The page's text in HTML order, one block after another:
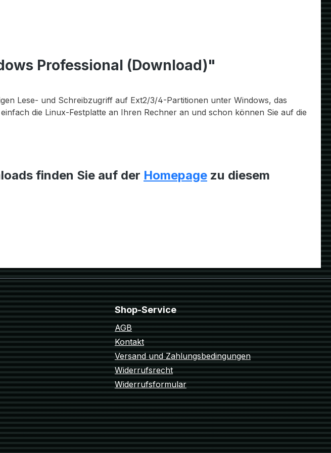
Professional (Download)"
Lese- und Schreibzugriff auf Ext2/3/4-Partitionen unter Windows, das
die Linux-Festplatte an Ihren Rechner an und schon können Sie auf die
finden Sie auf der Homepage zu diesem
Shop-Service
AGB
Kontakt
Versand und Zahlungsbedingungen
Widerrufsrecht
Widerrufsformular